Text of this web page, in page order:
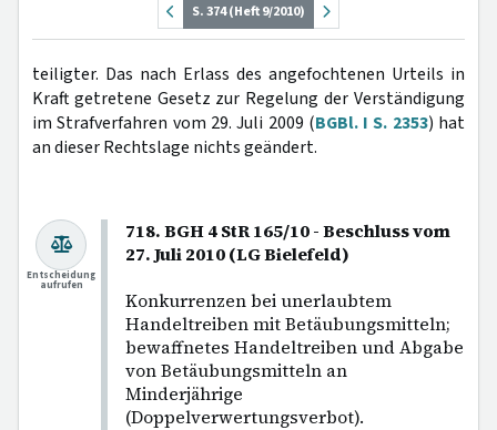
S. 374 (Heft 9/2010)
teiligter. Das nach Erlass des angefochtenen Urteils in
Kraft getretene Gesetz zur Regelung der Verständigung
im Strafverfahren vom 29. Juli 2009 (BGBl. I S. 2353) hat
an dieser Rechtslage nichts geändert.
718. BGH 4 StR 165/10 - Beschluss vom
27. Juli 2010 (LG Bielefeld)
Konkurrenzen bei unerlaubtem
Handeltreiben mit Betäubungsmitteln;
bewaffnetes Handeltreiben und Abgabe
von Betäubungsmitteln an
Minderjährige
(Doppelverwertungsverbot).
Entscheidung
aufrufen